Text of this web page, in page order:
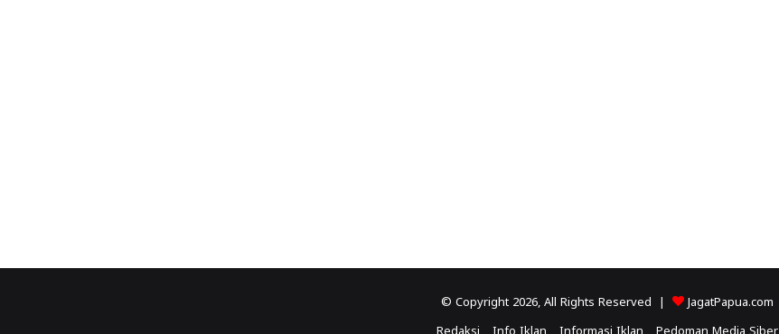
© Copyright 2026, All Rights Reserved | JagatPapua.com
Redaksi Info Iklan Informasi Iklan Pedoman Media Siber